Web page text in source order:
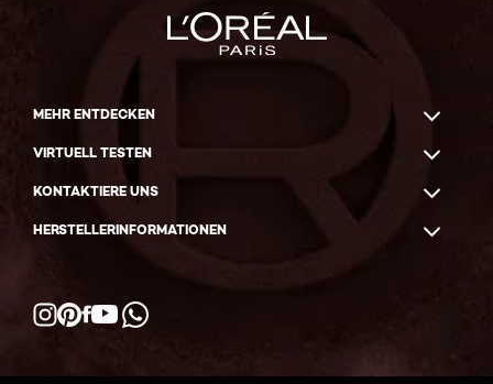
MEHR ENTDECKEN
VIRTUELL TESTEN
KONTAKTIERE UNS
HERSTELLERINFORMATIONEN
Facebook
YouTube